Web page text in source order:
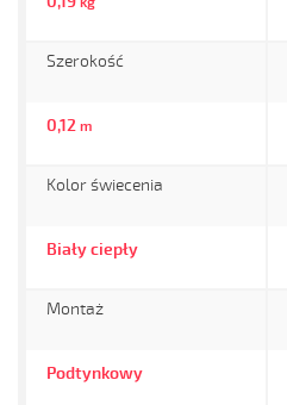
Szerokość
0,12 m
Kolor świecenia
Biały ciepły
Montaż
Podtynkowy